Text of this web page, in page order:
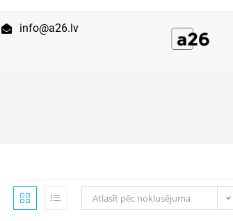
info@a26.lv
Atlasīt pēc noklusējuma